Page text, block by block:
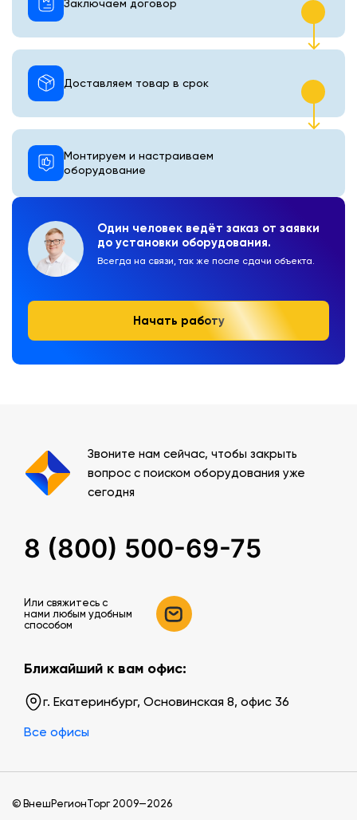
Один человек ведёт заказ от заявки
до установки оборудования.
Всегда на связи, так же после сдачи объекта.
Начать работу
Монтируем и настраиваем
оборудование
Доставляем товар в срок
Заключаем договор
Звоните нам сейчас, чтобы закрыть
вопрос с поиском оборудования уже
сегодня
8 (800) 500-69-75
Или свяжитесь c
нами любым удобным
способом
Ближайший к вам офис:
г. Екатеринбург, Основинская 8, офис 36
Все офисы
© ВнешРегионТорг 2009—2026